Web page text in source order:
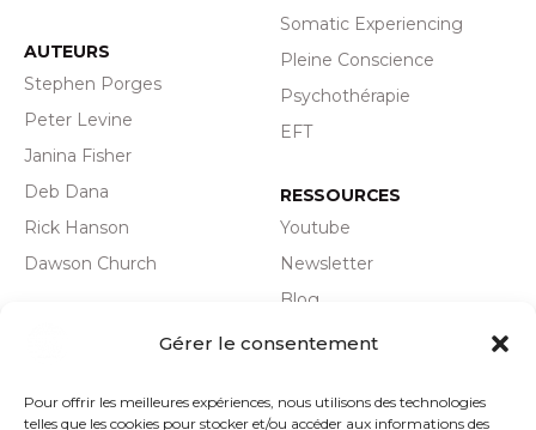
Gérer le consentement
Pour offrir les meilleures expériences, nous utilisons des technologies
telles que les cookies pour stocker et/ou accéder aux informations des
AUTEURS
Stephen Porges
Peter Levine
Janina Fisher
Deb Dana
Rick Hanson
Dawson Church
confidentialité
Somatic Experiencing
Pleine Conscience
Psychothérapie
EFT
RESSOURCES
Youtube
Newsletter
Blog
Actualité